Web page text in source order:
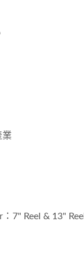
業
7" Reel & 13" Reel